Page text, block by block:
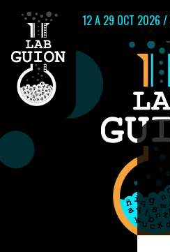
12 A 29 OCT 2026 /